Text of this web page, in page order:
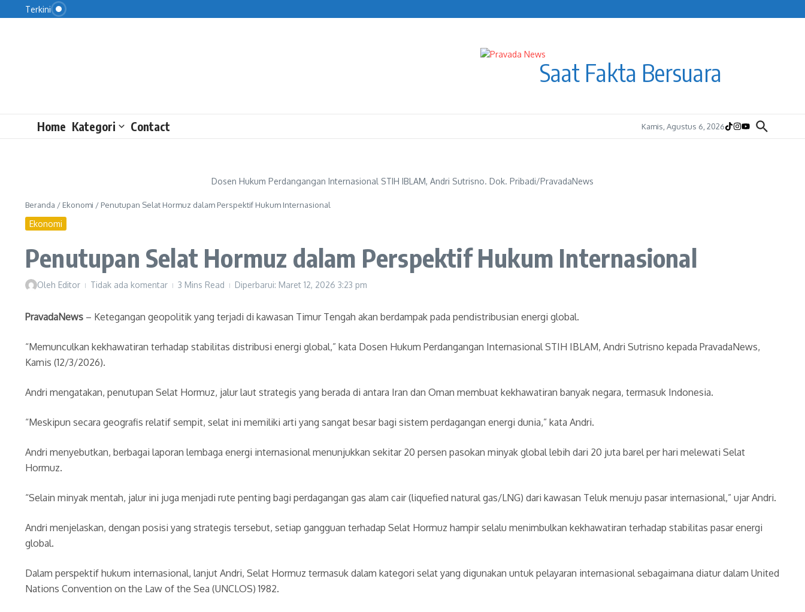
Lewati ke konten
Terkini
Saat Fakta Bersuara
Home Kategori Contact Kamis, Agustus 6, 2026
Dosen Hukum Perdangangan Internasional STIH IBLAM, Andri Sutrisno. Dok. Pribadi/PravadaNews
Beranda / Ekonomi / Penutupan Selat Hormuz dalam Perspektif Hukum Internasional
Ekonomi
Penutupan Selat Hormuz dalam Perspektif Hukum Internasional
Oleh Editor Tidak ada komentar 3 Mins Read Diperbarui: Maret 12, 2026 3:23 pm
PravadaNews – Ketegangan geopolitik yang terjadi di kawasan Timur Tengah akan berdampak pada pendistribusian energi global.
“Memunculkan kekhawatiran terhadap stabilitas distribusi energi global,” kata Dosen Hukum Perdangangan Internasional STIH IBLAM, Andri Sutrisno kepada PravadaNews,
Kamis (12/3/2026).
Andri mengatakan, penutupan Selat Hormuz, jalur laut strategis yang berada di antara Iran dan Oman membuat kekhawatiran banyak negara, termasuk Indonesia.
“Meskipun secara geografis relatif sempit, selat ini memiliki arti yang sangat besar bagi sistem perdagangan energi dunia,” kata Andri.
Andri menyebutkan, berbagai laporan lembaga energi internasional menunjukkan sekitar 20 persen pasokan minyak global lebih dari 20 juta barel per hari melewati Selat
Hormuz.
“Selain minyak mentah, jalur ini juga menjadi rute penting bagi perdagangan gas alam cair (liquefied natural gas/LNG) dari kawasan Teluk menuju pasar internasional,” ujar Andri.
Andri menjelaskan, dengan posisi yang strategis tersebut, setiap gangguan terhadap Selat Hormuz hampir selalu menimbulkan kekhawatiran terhadap stabilitas pasar energi
global.
Dalam perspektif hukum internasional, lanjut Andri, Selat Hormuz termasuk dalam kategori selat yang digunakan untuk pelayaran internasional sebagaimana diatur dalam United
Nations Convention on the Law of the Sea (UNCLOS) 1982.